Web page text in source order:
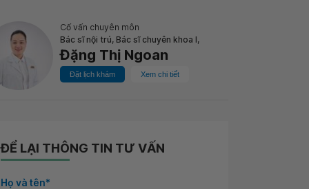
Cố vấn chuyên môn
Bác sĩ nội trú, Bác sĩ chuyên khoa I,
Đặng Thị Ngoan
Đặt lịch khám Xem chi tiết
ĐỂ LẠI THÔNG TIN TƯ VẤN
Họ và tên*